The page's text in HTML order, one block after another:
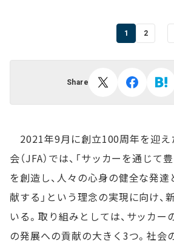
1 2
Share
2021年9月に創立100周年を迎え
会（JFA）では、「サッカーを通じて
を創造し、人々の心身の健全な発
献する」という理念の実現に向け、
いる。取り組みとしては、サッカー
の発展への貢献の大きく3つ。社会